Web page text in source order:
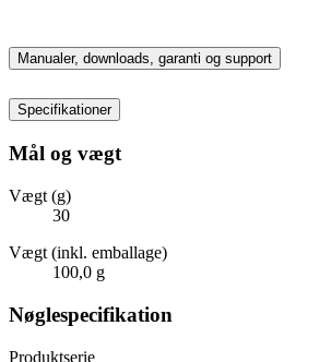
Manualer, downloads, garanti og support
Specifikationer
Mål og vægt
Vægt (g)
30
Vægt (inkl. emballage)
100,0 g
Nøglespecifikation
Produktserie